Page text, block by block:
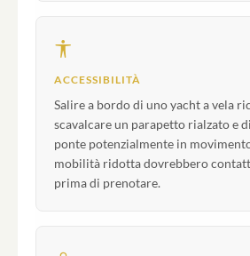
ACCESSIBILITÀ
Salire a bordo di uno yacht a vela
scavalcare un parapetto rialzato e
ponte potenzialmente in
mobilità ridotta dovrebbero
prima di prenotare.